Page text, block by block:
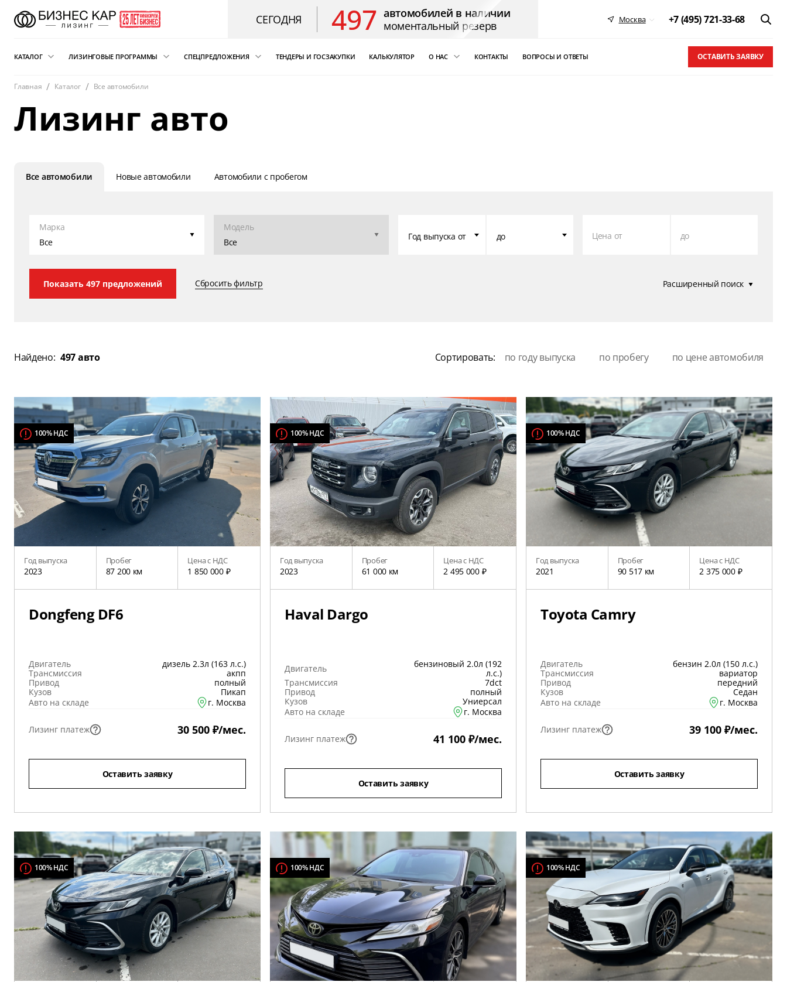
СЕГОДНЯ 497 автомобилей в наличии
моментальный резерв
Москва +7 (495) 721-33-68
КАТАЛОГ
Новые автомобили
Автомобили с пробегом
ЛИЗИНГОВЫЕ ПРОГРАММЫ
Финансовый лизинг
Операционная аренда
Возвратный лизинг
СПЕЦПРЕДЛОЖЕНИЯ
Сателлит
ТЕНДЕРЫ И ГОСЗАКУПКИ КАЛЬКУЛЯТОР О НАС КОНТАКТЫ ВОПРОСЫ И ОТВЕТЫ ОСТАВИТЬ ЗАЯВКУ
Главная Каталог Все автомобили
Лизинг авто
Все автомобили Новые автомобили Автомобили с пробегом
Марка
Все
Модель
Все
Год выпуска от до Цена от до
Показать 497 предложений Сбросить фильтр Расширенный поиск
Найдено: 497 авто Сортировать: по году выпуска по пробегу по цене автомобиля
100% НДС
Год выпуска
2023
Пробег
87 200 км
Цена с НДС
1 850 000 ₽
Dongfeng DF6
Двигатель
дизель 2.3л (163 л.с.)
Трансмиссия
акпп
Привод
полный
Кузов
Пикап
Авто на складе
г. Москва
Лизинг платеж 30 500 ₽/мес.
Оставить заявку
100% НДС
Год выпуска
2023
Пробег
61 000 км
Цена с НДС
2 495 000 ₽
Haval Dargo
Двигатель
бензиновый 2.0л (192
л.с.)
Трансмиссия
7dct
Привод
полный
Кузов
Униерсал
Авто на складе
г. Москва
Лизинг платеж 41 100 ₽/мес.
Оставить заявку
100% НДС
Год выпуска
2021
Пробег
90 517 км
Цена с НДС
2 375 000 ₽
Toyota Camry
Двигатель
бензин 2.0л (150 л.с.)
Трансмиссия
вариатор
Привод
передний
Кузов
Седан
Авто на складе
г. Москва
Лизинг платеж 39 100 ₽/мес.
Оставить заявку
100% НДС 100% НДС 100% НДС